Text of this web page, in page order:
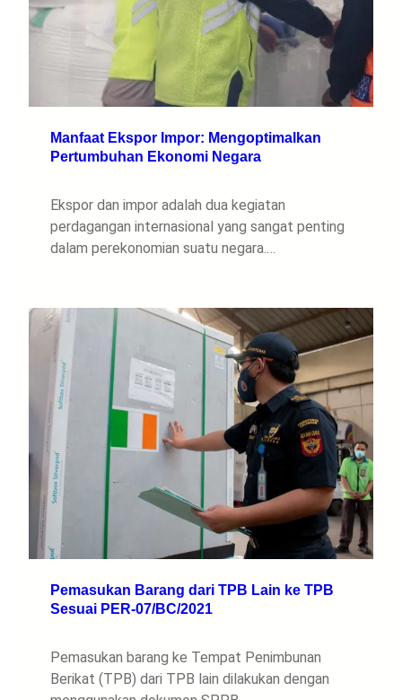
Manfaat Ekspor Impor: Mengoptimalkan
Pertumbuhan Ekonomi Negara
Ekspor dan impor adalah dua kegiatan
perdagangan internasional yang sangat penting
dalam perekonomian suatu negara.…
Pemasukan Barang dari TPB Lain ke TPB
Sesuai PER-07/BC/2021
Pemasukan barang ke Tempat Penimbunan
Berikat (TPB) dari TPB lain dilakukan dengan